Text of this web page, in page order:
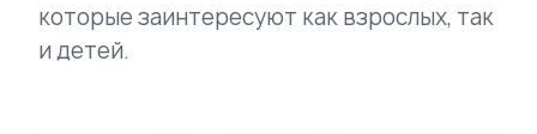
которые заинтересуют как взрослых, так
и детей.